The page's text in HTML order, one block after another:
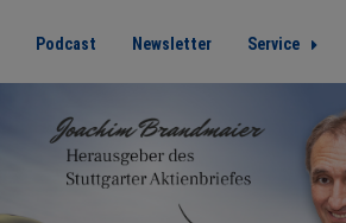
Podcast Newsletter Service